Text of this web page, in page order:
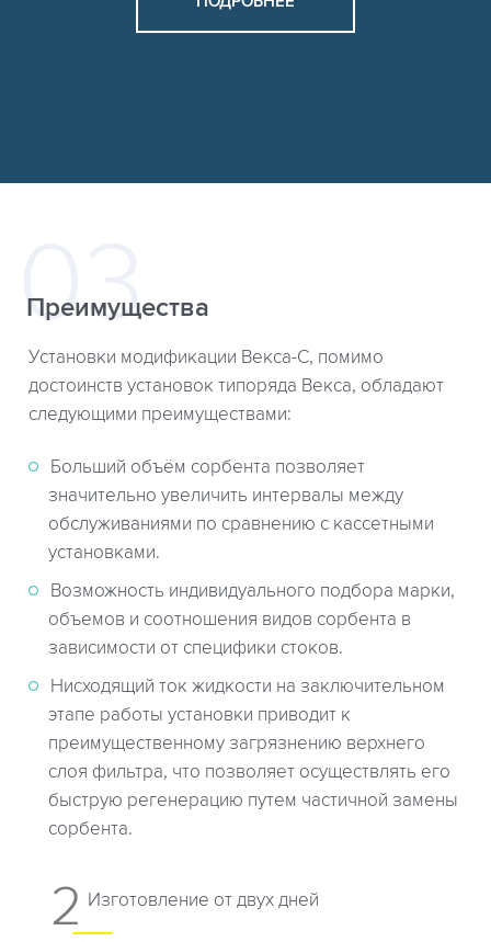
Преимущества
Установки модификации Векса-С, помимо
достоинств установок типоряда Векса, обладают
следующими преимуществами:
Больший объём сорбента позволяет
значительно увеличить интервалы между
обслуживаниями по сравнению с кассетными
установками.
Возможность индивидуального подбора марки,
объемов и соотношения видов сорбента в
зависимости от специфики стоков.
Нисходящий ток жидкости на заключительном
этапе работы установки приводит к
преимущественному загрязнению верхнего
слоя фильтра, что позволяет осуществлять его
быструю регенерацию путем частичной замены
сорбента.
2 Изготовление от двух дней